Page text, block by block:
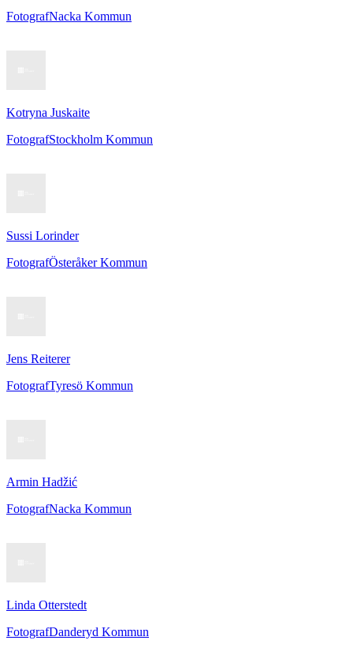
FotografNacka Kommun
Kotryna Juskaite
FotografStockholm Kommun
Sussi Lorinder
FotografÖsteråker Kommun
Jens Reiterer
FotografTyresö Kommun
Armin Hadžić
FotografNacka Kommun
Linda Otterstedt
FotografDanderyd Kommun